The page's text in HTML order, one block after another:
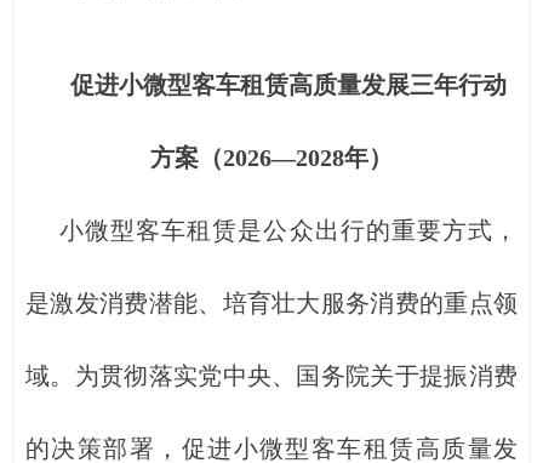
促进小微型客车租赁高质量发展三年行动
方案（2026—2028年）
小微型客车租赁是公众出行的重要方式，
是激发消费潜能、培育壮大服务消费的重点领
域。为贯彻落实党中央、国务院关于提振消费
的决策部署，促进小微型客车租赁高质量发